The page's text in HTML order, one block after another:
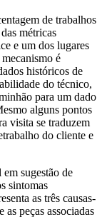
de trabalhos
métricas
e um dos lugares
é
históricos de
do técnico,
para um dado
alguns pontos
visita se traduzem
do cliente e
sugestão de
sintomas
as três causas-
peças associadas